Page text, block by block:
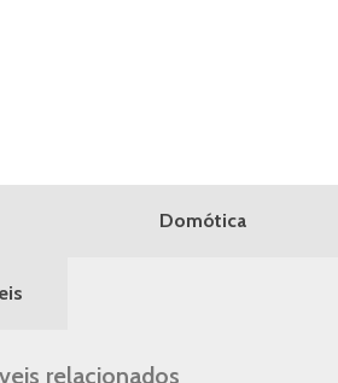
Domótica
relacionados